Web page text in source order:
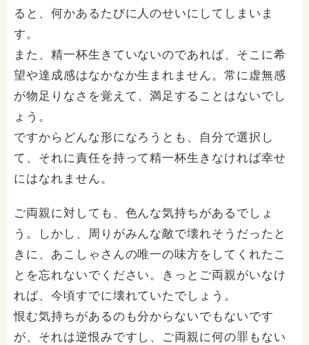
ると、何かあるたびに人のせいにしてしまいま
す。
また、精一杯生きていないのであれば、そこに希
望や達成感はなかなか生まれません。常に虚無感
が物足りなさを覚えて、満足することはないでし
ょう。
ですからどんな形になろうとも、自分で選択し
て、それに責任を持って精一杯生きなければ幸せ
にはなれません。
ご両親に対しても、色んな気持ちがあるでしょ
う。しかし、周りがみんな敵で壊れそうだったと
きに、あこしゃさんの唯一の味方をしてくれたこ
とを忘れないでください。きっとご両親がいなけ
れば、今頃すでに壊れていたでしょう。
恨む気持ちがあるのも分からないでもないです
が、それは逆恨みですし、ご両親に何の罪もない